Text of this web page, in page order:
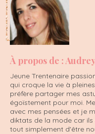
À propos de :
Jeune Trentenaire
qui croque la vie à
préfère partager mes
égoïstement pour moi.
avec mes pensées et je
diktats de la mode car
tout simplement d'être